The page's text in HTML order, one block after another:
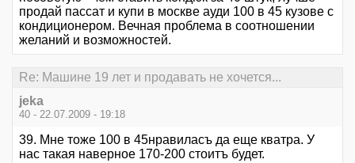
продай пассат и купи в москве ауди 100 в 45 кузове с
кондиционером. Вечная проблема в соотношении
желаний и возможностей.
Re: Машине 19 лет и продавать не хочется...
jeka
40 - 22.07.2009 - 19:18
39. Мне тоже 100 в 45нравиласъ да еще кватра. У
нас такая наверное 170-200 стоитъ будет.